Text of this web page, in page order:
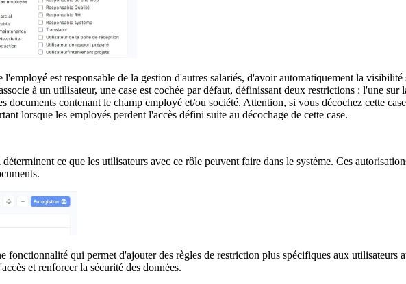
est responsable de la gestion d'autres salariés, d'avoir automatiquement la
à un utilisateur, une case est cochée par défaut, définissant deux restrictions : l'une
contenant le champ employé et/ou société. Attention, si vous décochez cette
lorsque les employés perdent l'accès défini suite au décochage de cette case.
ce que les utilisateurs avec ce rôle peuvent faire dans le système. Ces
qui permet d'ajouter des règles de restriction plus spécifiques aux utilisateurs
et renforcer la sécurité des données.